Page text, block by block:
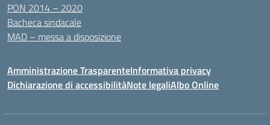
PON 2014 – 2020
Bacheca sindacale
MAD – messa a disposizione
Amministrazione TrasparenteInformativa privacy
Dichiarazione di accessibilitàNote legaliAlbo Online